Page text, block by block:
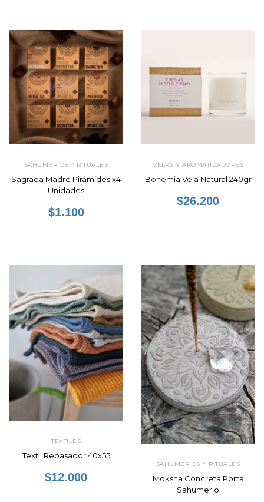
SAHUMERIOS Y RITUALES
Sagrada Madre Pirámides x4
Unidades
$1.100
VELAS Y AROMATIZADORES
Bohemia Vela Natural 240gr
$26.200
TEXTILES
Textil Repasador 40x55
$12.000
SAHUMERIOS Y RITUALES
Moksha Concreta Porta
Sahumerio